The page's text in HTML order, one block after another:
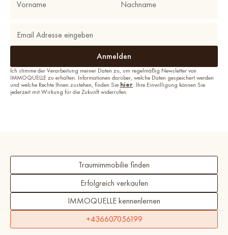
Ich stimme der Verarbeitung meiner Daten zu, um regelmäßig Newsletter von
IMMOQUELLE zu erhalten. Informationen darüber, welche Daten gespeichert werden
und welche Rechte Ihnen zustehen, finden Sie hier. Ihre Einwilligung können Sie
jederzeit mit Wirkung für die Zukunft widerrufen.
Traumimmobilie finden
Erfolgreich verkaufen
IMMOQUELLE kennenlernen
+436607056199